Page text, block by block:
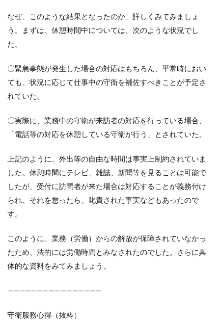
なぜ、このような結果となったのか、詳しくみてみましょ
う。まずは、休憩時間中については、次のような状況でし
た。
〇緊急事態が発生した場合の対応はもちろん、平常時におい
ても、状況に応じて仕事中の守衛を補佐すべきことが予定さ
れていた。
〇実際に、業務中の守衛が来訪者の対応を行っている場合、
「電話等の対応を休憩している守衛が行う」とされていた。
上記のように、外出等の自由な時間は事実上制約されていま
した。休憩時間にテレビ、雑誌、新聞等を見ることは可能で
したが、受付に訪問者が来た場合は対応することが義務付け
られ、それを怠ったら、叱責された事実などもあったので
す。
このように、業務（労働）からの解放が保障されていなかっ
たため、法的には労働時間とみなされたのでした。さらに具
体的な資料をみてみましょう。
————————————————
守衛服務心得（抜粋）